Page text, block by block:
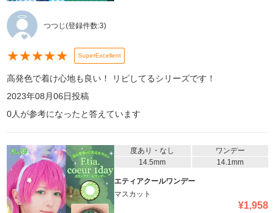
つつじ(登録件数:3)
★★★★★ SuperExcellent
高発色で着け心地も良い！ リピしてるシリーズです！
2023年08月06日投稿
0人が参考になったと答えています
度あり・なし
ワンデー
14.5mm
14.1mm
エティアクールワンデー
マスカット
¥1,958